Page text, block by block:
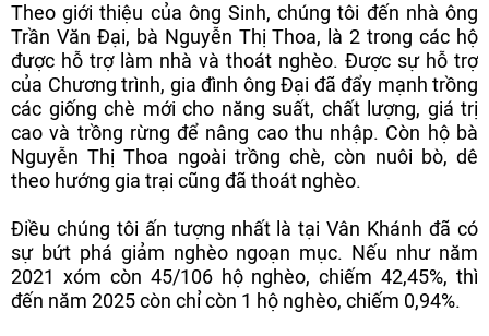
Theo giới thiệu của ông Sinh, chúng tôi đến nhà ông
Trần Văn Đại, bà Nguyễn Thị Thoa, là 2 trong các hộ
được hỗ trợ làm nhà và thoát nghèo. Được sự hỗ trợ
của Chương trình, gia đình ông Đại đã đẩy mạnh trồng
các giống chè mới cho năng suất, chất lượng, giá trị
cao và trồng rừng để nâng cao thu nhập. Còn hộ bà
Nguyễn Thị Thoa ngoài trồng chè, còn nuôi bò, dê
theo hướng gia trại cũng đã thoát nghèo.
Điều chúng tôi ấn tượng nhất là tại Vân Khánh đã có
sự bứt phá giảm nghèo ngoạn mục. Nếu như năm
2021 xóm còn 45/106 hộ nghèo, chiếm 42,45%, thì
đến năm 2025 còn chỉ còn 1 hộ nghèo, chiếm 0,94%.